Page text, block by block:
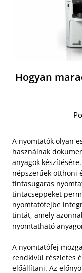
Hogyan
A nyomtatók olyan
használnak
anyagok
népszerűek otthoni
tintasugaras
tintacseppeket
nyomtatófejbe
tintát, amely
nyomtatható
A nyomtatófej
rendkívül részletes
előállítani. Az